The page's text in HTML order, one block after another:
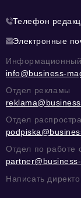
Телефон
Электронные
Информационный
info@business-
Отдел рекламы
Отдел
Отдел по работе
Написать